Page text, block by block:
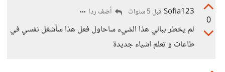
0
Sofia123 قبل 5 سنوات أضف ردا
لم يخطر ببالي هذا الشيء ساحاول فعل هذا سأشغل نفسي في
طاعات و تعلم اشياء جديدة